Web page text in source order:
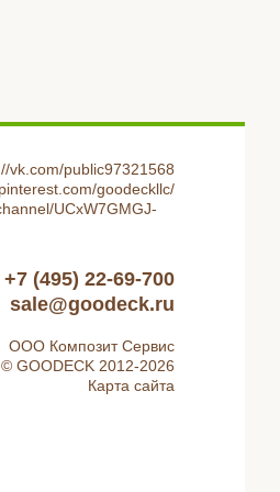
+7 (495) 22-69-700
sale@goodeck.ru
ООО Композит Сервис
© GOODECK 2012-2026
Карта сайта